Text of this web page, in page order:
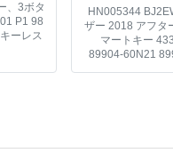
、3ボタ
P1 98
ーレス
HN005344
ザー 2018 アフタ
マートキー
89904-60N21